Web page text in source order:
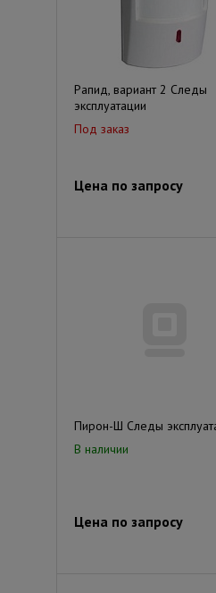
Рапид, вариант 2 Следы
эксплуатации
Под заказ
Цена по запросу
Пирон-Ш Следы
В наличии
Цена по запросу